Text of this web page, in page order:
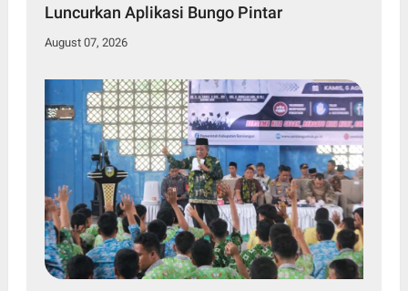
Luncurkan Aplikasi Bungo Pintar
August 07, 2026